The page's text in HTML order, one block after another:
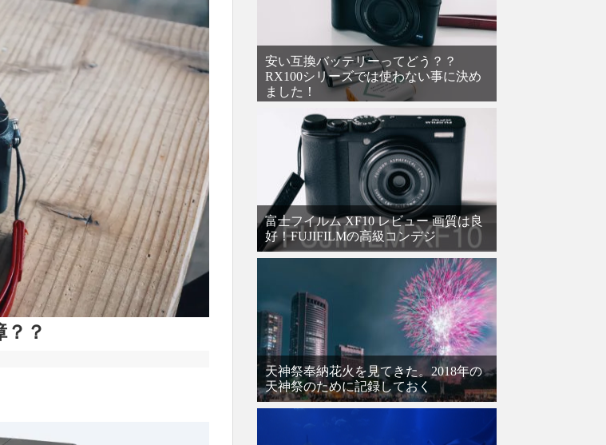
？
安い互換バッテリーってどう？？
RX100シリーズでは使わない事に決め
ました！
富士フイルム XF10 レビュー 画質は良
好！FUJIFILMの高級コンデジ
天神祭奉納花火を見てきた。2018年の
天神祭のために記録しておく